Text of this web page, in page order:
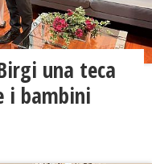
una teca
i bambini